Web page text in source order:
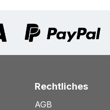
Rechtliches
AGB